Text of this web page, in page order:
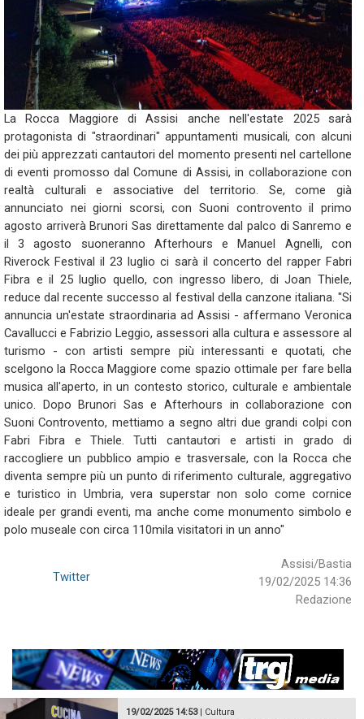
La Rocca Maggiore di Assisi anche nell'estate 2025 sarà
protagonista di "straordinari" appuntamenti musicali, con alcuni
dei più apprezzati cantautori del momento presenti nel cartellone
di eventi promosso dal Comune di Assisi, in collaborazione con
realtà culturali e associative del territorio. Se, come già
annunciato nei giorni scorsi, con Suoni controvento il primo
agosto arriverà Brunori Sas direttamente dal palco di Sanremo e
il 3 agosto suoneranno Afterhours e Manuel Agnelli, con
Riverock Festival il 23 luglio ci sarà il concerto del rapper Fabri
Fibra e il 25 luglio quello, con ingresso libero, di Joan Thiele,
reduce dal recente successo al festival della canzone italiana. "Si
annuncia un'estate straordinaria ad Assisi - affermano Veronica
Cavallucci e Fabrizio Leggio, assessori alla cultura e assessore al
turismo - con artisti sempre più interessanti e quotati, che
scelgono la Rocca Maggiore come spazio ottimale per fare bella
musica all'aperto, in un contesto storico, culturale e ambientale
unico. Dopo Brunori Sas e Afterhours in collaborazione con
Suoni Controvento, mettiamo a segno altri due grandi colpi con
Fabri Fibra e Thiele. Tutti cantautori e artisti in grado di
raccogliere un pubblico ampio e trasversale, con la Rocca che
diventa sempre più un punto di riferimento culturale, aggregativo
e turistico in Umbria, vera superstar non solo come cornice
ideale per grandi eventi, ma anche come monumento simbolo e
polo museale con circa 110mila visitatori in un anno"
Assisi/Bastia
19/02/2025 14:36
Redazione
Twitter
19/02/2025 14:53| Cultura